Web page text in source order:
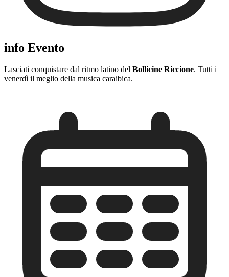
info Evento
Lasciati conquistare dal ritmo latino del Bollicine Riccione. Tutti i
venerdì il meglio della musica caraibica.